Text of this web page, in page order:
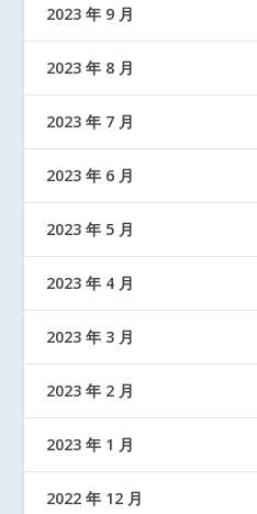
2023 年 9 月
2023 年 8 月
2023 年 7 月
2023 年 6 月
2023 年 5 月
2023 年 4 月
2023 年 3 月
2023 年 2 月
2023 年 1 月
2022 年 12 月